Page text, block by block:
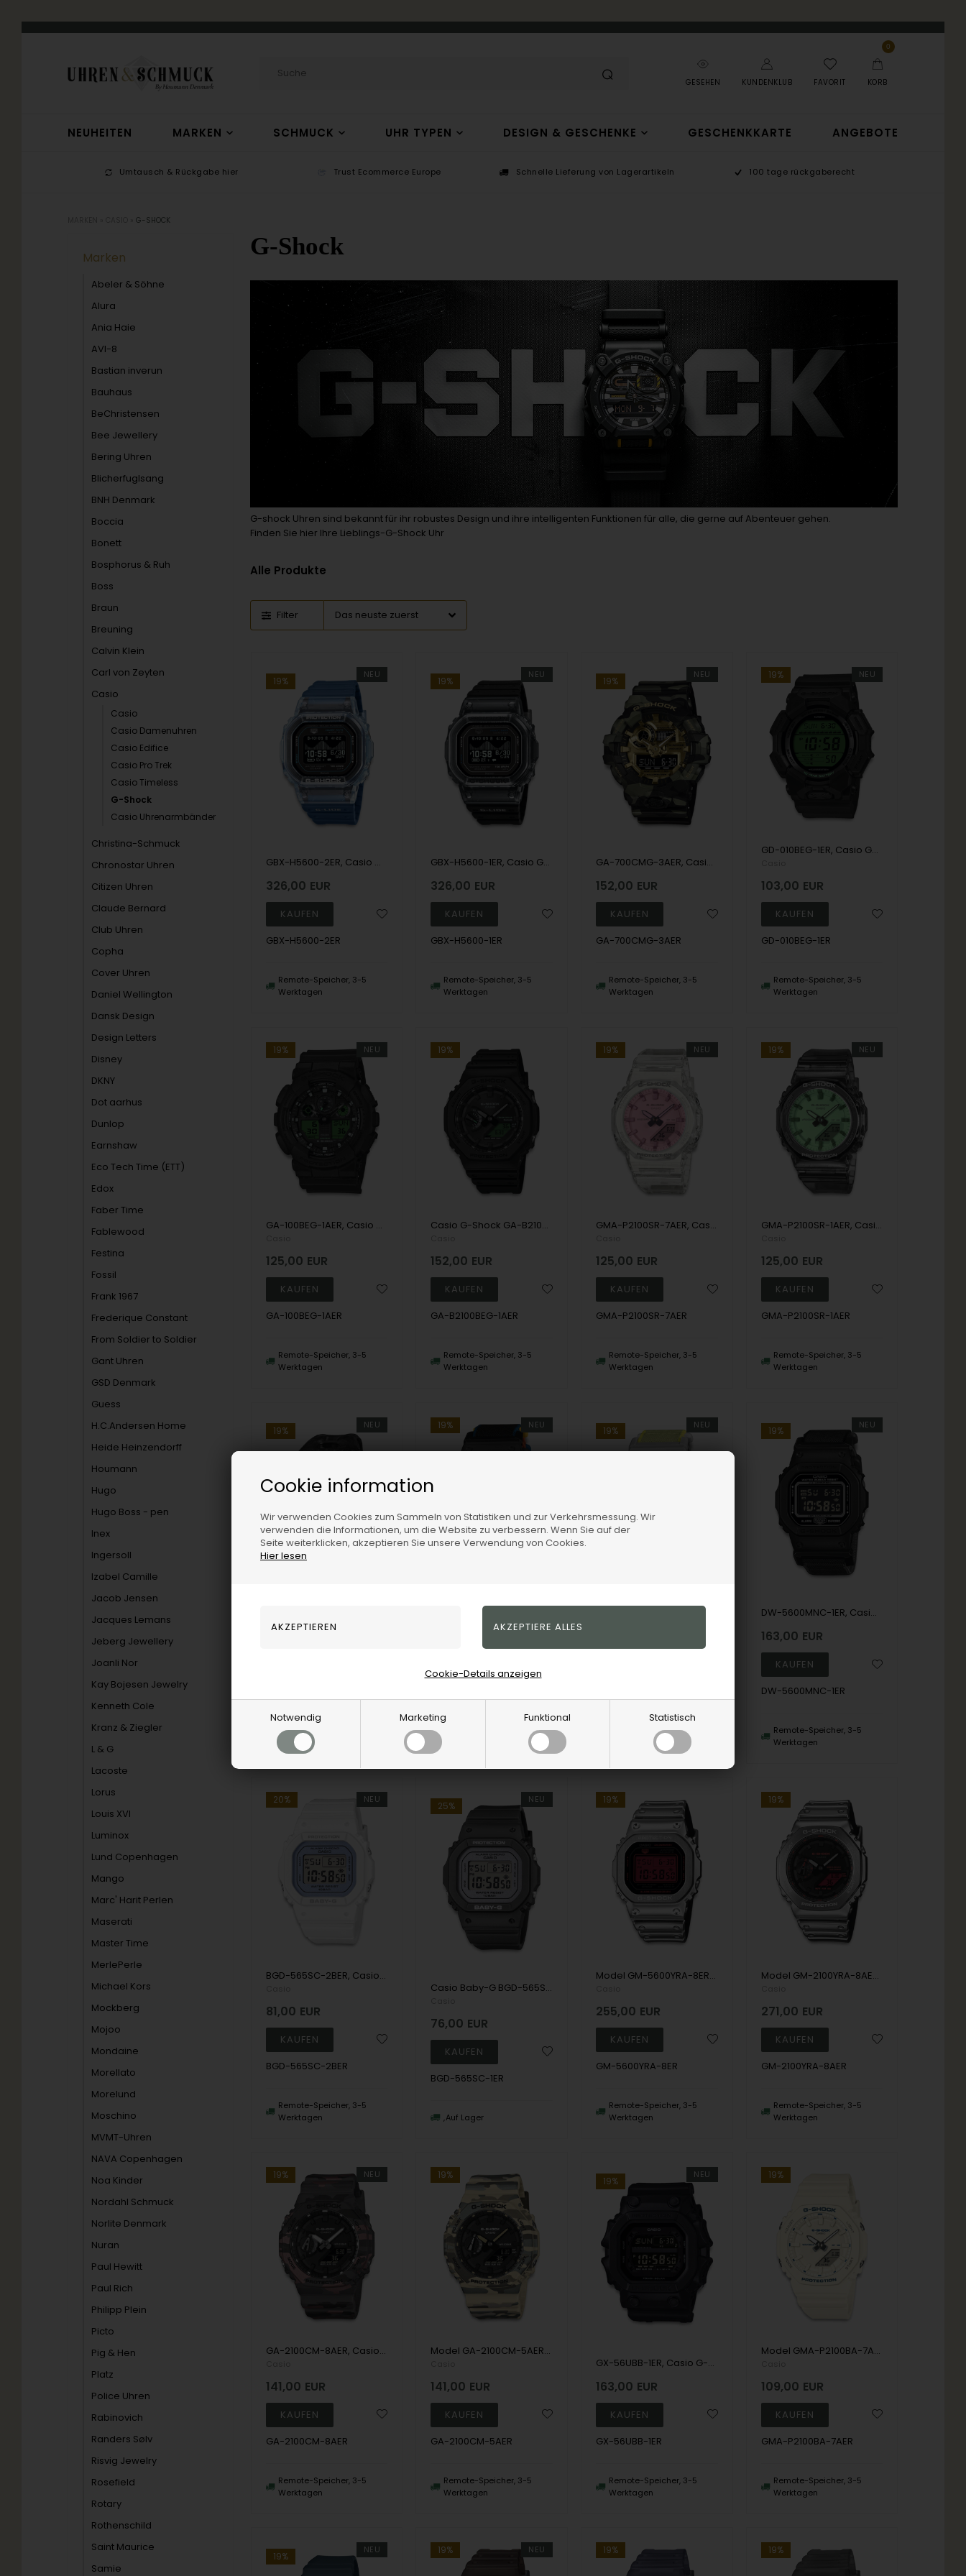
Cookie information
Wir verwenden Cookies zum Sammeln von Statistiken und zur Verkehrsmessung. Wir
verwenden die Informationen, um die Website zu verbessern. Wenn Sie auf der
Seite weiterklicken, akzeptieren Sie unsere Verwendung von Cookies.
Hier lesen
Notwendig Marketing Funktional Statistisch
Cookie-Details anzeigen
GESEHEN KUNDENKLUB FAVORIT
0
KORB
NEUHEITEN MARKEN SCHMUCK UHR TYPEN DESIGN & GESCHENKE GESCHENKKARTE ANGEBOTE
Umtausch & Rückgabe hier Trust Ecommerce Europe Schnelle Lieferung von Lagerartikeln 100 tage rückgaberecht
»G-SHOCK
Marken
Abeler & Söhne
Alura
Ania Haie
AVI-8
Bastian inverun
Bauhaus
BeChristensen
Bee Jewellery
Bering Uhren
Blicherfuglsang
BNH Denmark
Boccia
Bonett
Bosphorus & Ruh
Boss
Braun
Breuning
Calvin Klein
Carl von Zeyten
Casio
Casio
Casio Damenuhren
Casio Edifice
Casio Pro Trek
Casio Timeless
G-Shock
Casio Uhrenarmbänder
Christina-Schmuck
Chronostar Uhren
Citizen Uhren
Claude Bernard
Club Uhren
Copha
Cover Uhren
Daniel Wellington
Dansk Design
Design Letters
Disney
DKNY
Dot aarhus
Dunlop
Earnshaw
Eco Tech Time (ETT)
Edox
Faber Time
Fablewood
Festina
Fossil
Frank 1967
Frederique Constant
From Soldier to Soldier
Gant Uhren
GSD Denmark
Guess
H.C.Andersen Home
Heide Heinzendorff
Houmann
Hugo
Hugo Boss - pen
Inex
Ingersoll
Izabel Camille
Jacob Jensen
Jacques Lemans
Jeberg Jewellery
Joanli Nor
Kay Bojesen Jewelry
Kenneth Cole
Kranz & Ziegler
L & G
Lacoste
Lorus
Louis XVI
Luminox
Lund Copenhagen
Mango
Marc' Harit Perlen
Maserati
Master Time
MerlePerle
Michael Kors
Mockberg
Mojoo
Mondaine
Morellato
Morelund
Moschino
MVMT-Uhren
NAVA Copenhagen
Noa Kinder
Nordahl Schmuck
Norlite Denmark
Nuran
Paul Hewitt
Paul Rich
Philipp Plein
Picto
Pig & Hen
Platz
Police Uhren
Rabinovich
Randers Sølv
Risvig Jewelry
Rosefield
Rotary
Rothenschild
Saint Maurice
Samie
G-Shock
G-shock Uhren sind bekannt für ihr robustes Design und ihre intelligenten Funktionen für alle, die gerne auf Abenteuer gehen.
Finden Sie hier Ihre Lieblings-G-Shock Uhr
Alle Produkte
Filter
NEU
19%
GBX-H5600-2ER, Casio G-Shock GBX-H5600-2ER Digital Herre m/rem
326,00 EUR
GBX-H5600-2ER
Remote-Speicher, 3-5
Werktagen
NEU
19%
GBX-H5600-1ER, Casio G-Shock GBX-H5600-1ER Digital Herre m/rem
326,00 EUR
GBX-H5600-1ER
Remote-Speicher, 3-5
Werktagen
NEU
19%
GA-700CMG-3AER, Casio G-Shock GA-700CMG-3AER Anadigi Herre m/rem
152,00 EUR
GA-700CMG-3AER
Remote-Speicher, 3-5
Werktagen
NEU
19%
GD-010BEG-1ER, Casio G-Shock GD-010BEG-1ER Digital Herre m/rem
103,00 EUR
GD-010BEG-1ER
Remote-Speicher, 3-5
Werktagen
NEU
19%
GA-100BEG-1AER, Casio G-Shock GA-100BEG-1AER Anadigi Herre m/rem
125,00 EUR
GA-100BEG-1AER
Remote-Speicher, 3-5
Werktagen
19%
Casio G-Shock GA-B2100BEG-1AER Anadigi Herre m/rem
152,00 EUR
GA-B2100BEG-1AER
Remote-Speicher, 3-5
Werktagen
NEU
19%
GMA-P2100SR-7AER, Casio G-Shock GMA-P2100SR-7AER Anadigi Dame m/rem
125,00 EUR
GMA-P2100SR-7AER
Remote-Speicher, 3-5
Werktagen
NEU
19%
GMA-P2100SR-1AER, Casio G-Shock GMA-P2100SR-1AER Anadigi Dame m/rem
125,00 EUR
GMA-P2100SR-1AER
Remote-Speicher, 3-5
Werktagen
NEU
19%
Remote-Speicher, 3-5
Werktagen
NEU
19% NEU
19%
Remote-Speicher, 3-5
NEU
19%
DW-5600MNC-1ER, Casio G-Shock DW-5600MNC-1ER Digital Herre m/rem
163,00 EUR
DW-5600MNC-1ER
Remote-Speicher, 3-5
Werktagen
NEU
20%
BGD-565SC-2BER, Casio Baby-G BGD-565SC-2BER Digital Dame m/rem
81,00 EUR
BGD-565SC-2BER
Remote-Speicher, 3-5
Werktagen
NEU
25%
Casio Baby-G BGD-565SC-1ER Digital Dame m/rem
76,00 EUR
BGD-565SC-1ER
Auf Lager
19%
Model GM-5600YRA-8ER Casio G-Shock 5600 Metal Series Digital Herren uhr
255,00 EUR
GM-5600YRA-8ER
Remote-Speicher, 3-5
Werktagen
19%
Model GM-2100YRA-8AER Casio G-Shock 2100 Metal Series (CasiOak) Digital Herren uhr
271,00 EUR
GM-2100YRA-8AER
Remote-Speicher, 3-5
Werktagen
NEU
19%
GA-2100CM-8AER, Casio G-Shock GA-2100CM-8AER Anadigi Herre m/rem
141,00 EUR
GA-2100CM-8AER
Remote-Speicher, 3-5
Werktagen
19%
Model GA-2100CM-5AER Casio G-Shock 2100 Series (CasiOak Camouflage) Analog / digitalt Herren uhr
141,00 EUR
GA-2100CM-5AER
Remote-Speicher, 3-5
Werktagen
NEU
19%
GX-56UBB-1ER, Casio G-Shock GX-56UBB-1ER Digital Herre m/rem
163,00 EUR
GX-56UBB-1ER
Remote-Speicher, 3-5
Werktagen
19%
Model GMA-P2100BA-7AER Casio G-Shock Analog/digitalt Herren uhr
109,00 EUR
GMA-P2100BA-7AER
Remote-Speicher, 3-5
Werktagen
NEU
19%
NEU
19% 19% 19%